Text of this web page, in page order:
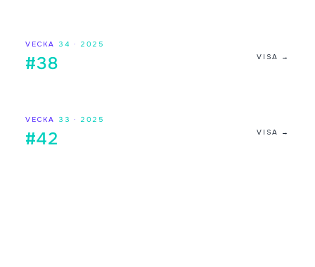
VECKA 34 · 2025
#38 VISA →
VECKA 33 · 2025
#42 VISA →